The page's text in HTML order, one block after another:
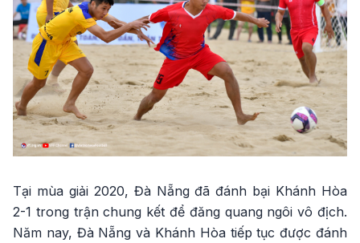
Tại mùa giải 2020, Đà Nẵng đã đánh bại Khánh Hòa
2-1 trong trận chung kết để đăng quang ngôi vô địch.
Năm nay, Đà Nẵng và Khánh Hòa tiếp tục được đánh